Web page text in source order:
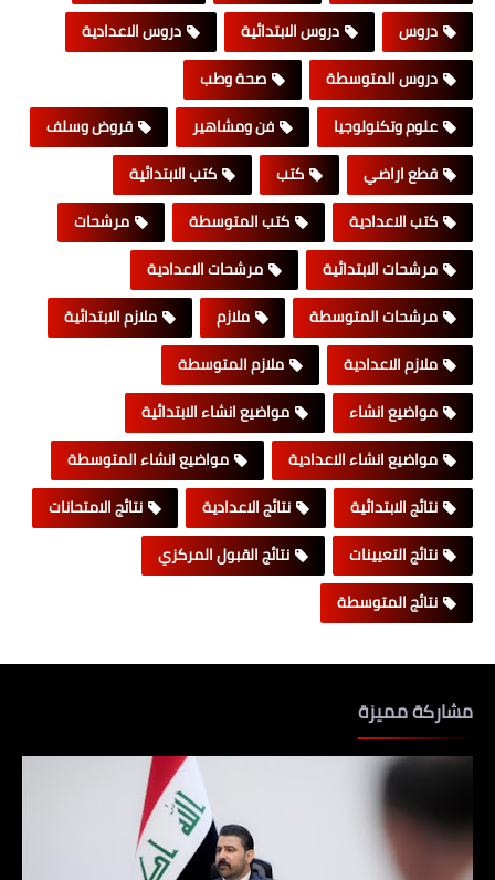
دروس
دروس الابتدائية
دروس الاعدادية
دروس المتوسطة
صحة وطب
علوم وتكنولوجيا
فن ومشاهير
قروض وسلف
قطع اراضي
كتب
كتب الابتدائية
كتب الاعدادية
كتب المتوسطة
مرشحات
مرشحات الابتدائية
مرشحات الاعدادية
مرشحات المتوسطة
ملازم
ملازم الابتدائية
ملازم الاعدادية
ملازم المتوسطة
مواضيع انشاء
مواضيع انشاء الابتدائية
مواضيع انشاء الاعدادية
مواضيع انشاء المتوسطة
نتائج الابتدائية
نتائج الاعدادية
نتائج الامتحانات
نتائج التعيينات
نتائج القبول المركزي
نتائج المتوسطة
مشاركة مميزة